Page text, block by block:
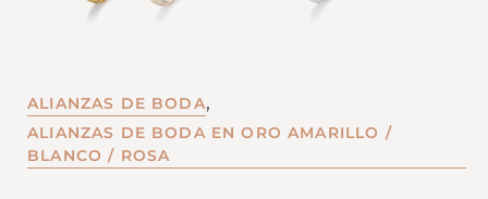
ALIANZAS DE BODA,
ALIANZAS DE BODA EN ORO AMARILLO /
BLANCO / ROSA